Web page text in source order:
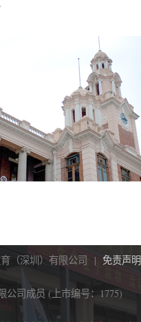
（深圳）有限公司 | 免责声明
公司成员 (上市编号：1775)